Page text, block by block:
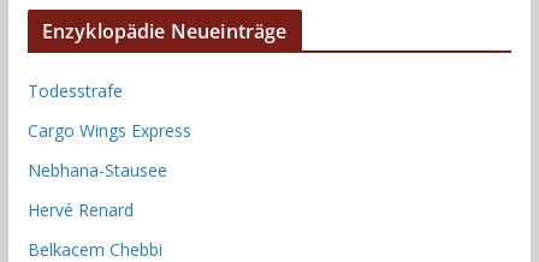
Enzyklopädie Neueinträge
Todesstrafe
Cargo Wings Express
Nebhana-Stausee
Hervé Renard
Belkacem Chebbi